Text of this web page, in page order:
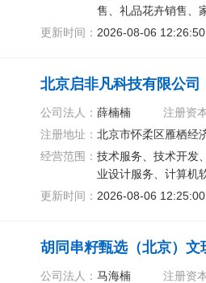
售、礼品花卉销售、
器材销售、金属材料
更新时间： 2026-08-06 12:26:50
北京启非凡科技有限公司
公司法人： 薛楠楠 注册资
注册地址： 北京市怀柔区雁栖经
经营范围： 技术服务、技术开发
业设计服务、计算机
更新时间： 2026-08-06 12:25:00
胡同串籽甄选（北京）文
公司法人： 马海楠 注册资